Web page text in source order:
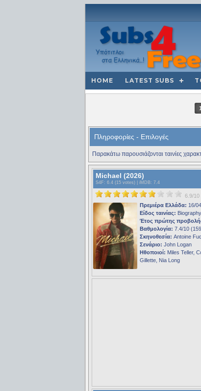
HOME LATEST SUBS
Πληροφορίες - Επιλογές
Παρακάτω παρουσιάζονται ταινίες
Michael (2026)
S4F : 6.4 (15 votes) | iMDB: 7.4
6.9/10
Πρεμιέρα Ελλάδα: 16/
Είδος ταινίας:
Έτος πρώτης
Βαθμολογία: 7.4/10
Σκηνοθεσία: Antoine
Σενάριο: John Logan
Ηθοποιοί: Miles Teller,
Gillette, Nia Long